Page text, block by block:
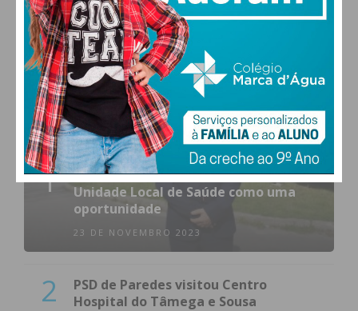
MAIS POPULARES
1
(VÍDEO) Carlos Alberto Silva vê
Unidade Local de Saúde como uma
oportunidade
23 DE NOVEMBRO 2023
2
PSD de Paredes visitou Centro
Hospital do Tâmega e Sousa